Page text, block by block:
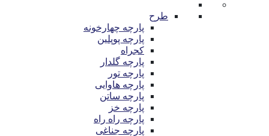
طرح
پارچه چهارخونه
پارچه پوپلین
کجراه
پارچه گلدار
پارچه تور
پارچه هاوایی
پارچه ساتن
پارچه خز
پارچه راه راه
پارچه جناغی